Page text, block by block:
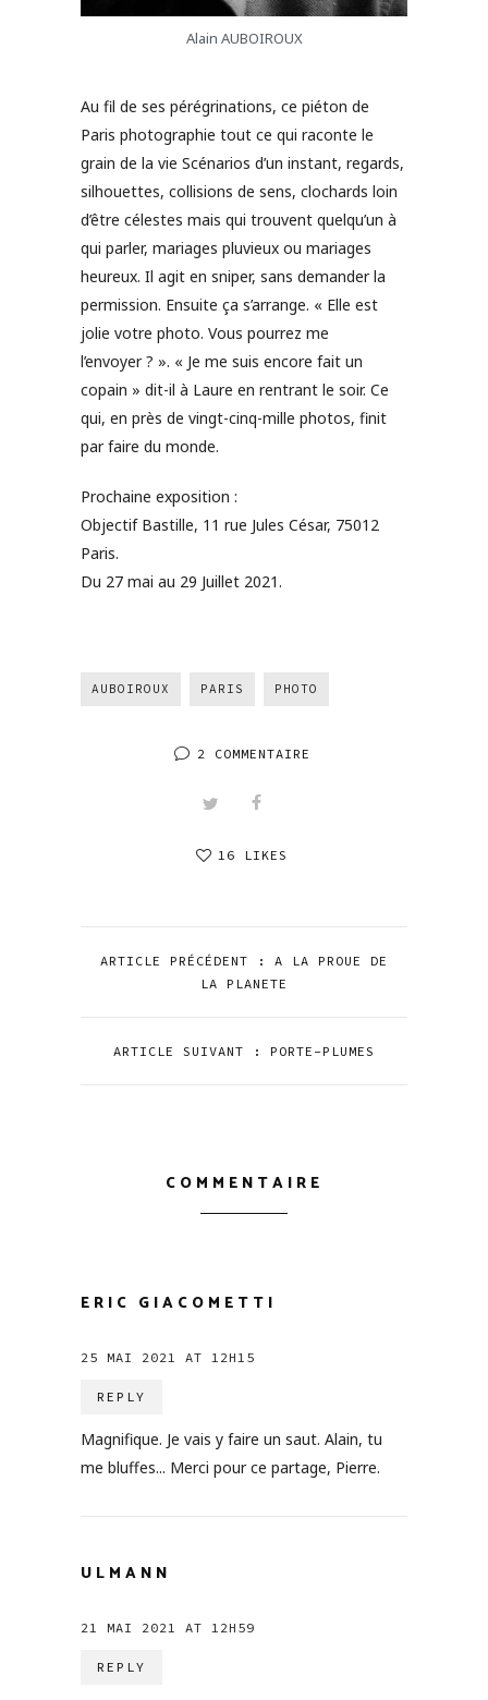
Alain AUBOIROUX
Au fil de ses pérégrinations, ce piéton de
Paris photographie tout ce qui raconte le
grain de la vie Scénarios d’un instant, regards,
silhouettes, collisions de sens, clochards loin
d’être célestes mais qui trouvent quelqu’un à
qui parler, mariages pluvieux ou mariages
heureux. Il agit en sniper, sans demander la
permission. Ensuite ça s’arrange. « Elle est
jolie votre photo. Vous pourrez me
l’envoyer ? ». « Je me suis encore fait un
copain » dit-il à Laure en rentrant le soir. Ce
qui, en près de vingt-cinq-mille photos, finit
par faire du monde.
Prochaine exposition :
Objectif Bastille, 11 rue Jules César, 75012
Paris.
Du 27 mai au 29 Juillet 2021.
AUBOIROUX PARIS PHOTO
2 COMMENTAIRE
16 LIKES
ARTICLE PRÉCÉDENT : A LA PROUE DE
LA PLANETE
ARTICLE SUIVANT : PORTE-PLUMES
COMMENTAIRE
ERIC GIACOMETTI
25 MAI 2021 AT 12H15
REPLY
Magnifique. Je vais y faire un saut. Alain, tu
me bluffes... Merci pour ce partage, Pierre.
ULMANN
21 MAI 2021 AT 12H59
REPLY